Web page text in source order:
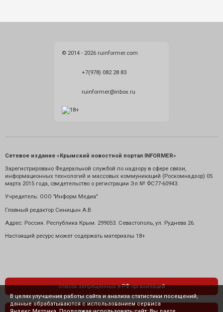
© 2014 - 2026 ruinformer.com
+7(978) 082 28 83
ruinformer@inbox.ru
Сетевое издание «Крымский новостной портал INFORMER»
Зарегистрировано Федеральной службой по надзору в сфере связи,
информационных технологий и массовых коммуникаций (Роскомнадзор) 05
марта 2015 года, свидетельство о регистрации Эл № ФС77-60943.
Учредитель: ООО "Информ Медиа"
Главный редактор Синицын А.В.
Адрес: Россия. Республика Крым. 299053. Севастополь, ул. Руднева 26.
Настоящий ресурс может содержать материалы 18+
список запрещенных в РФ организаций
В целях улучшения работы сайта и анализа статистики посещений,
данные обрабатываются с использованием сервиса